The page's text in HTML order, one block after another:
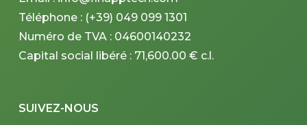
Téléphone : (+39) 049 099 1301
Numéro de TVA : 04600140232
Capital social libéré : 71,600.00 € c.l.
SUIVEZ-NOUS